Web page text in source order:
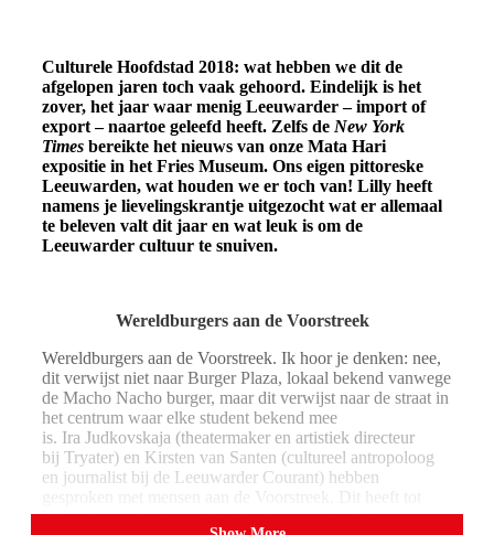
Culturele Hoofdstad 2018: wat hebben we dit de
afgelopen jaren toch vaak gehoord. Eindelijk is het
zover, het jaar waar menig Leeuwarder – import of
export – naartoe geleefd heeft. Zelfs de New York
Times bereikte het nieuws van onze Mata Hari
expositie in het Fries Museum. Ons eigen pittoreske
Leeuwarden, wat houden we er toch van! Lilly heeft
namens je lievelingskrantje uitgezocht wat er allemaal
te beleven valt dit jaar en wat leuk is om de
Leeuwarder cultuur te snuiven.
Wereldburgers aan de Voorstreek
Wereldburgers aan de Voorstreek. Ik hoor je denken: nee,
dit verwijst niet naar Burger Plaza, lokaal bekend vanwege
de Macho Nacho burger, maar dit verwijst naar de straat in
het centrum waar elke student bekend mee
is. Ira Judkovskaja (theatermaker en artistiek directeur
bij Tryater) en Kirsten van Santen (cultureel antropoloog
en journalist bij de Leeuwarder Courant) hebben
gesproken met mensen aan de Voorstreek. Dit heeft tot
bijzondere verhalen geleid die zijn verwerkt in deze